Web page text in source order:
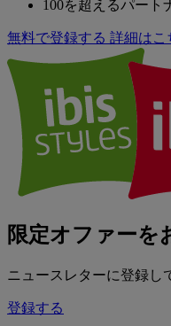
100を超えるパート
無料で登録する 詳細はこ
限定オファーを
ニュースレターに登録し
登録する